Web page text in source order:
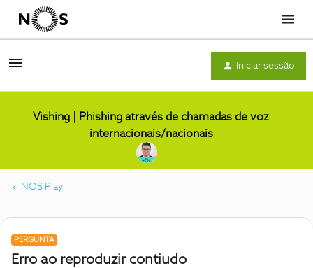
Menu
Iniciar sessão
Vishing | Phishing através de chamadas de voz
internacionais/nacionais
NOS Play
PERGUNTA
Erro ao reproduzir contiudo